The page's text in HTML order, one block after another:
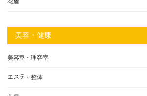
花屋
美容・健康
美容室・理容室
エステ・整体